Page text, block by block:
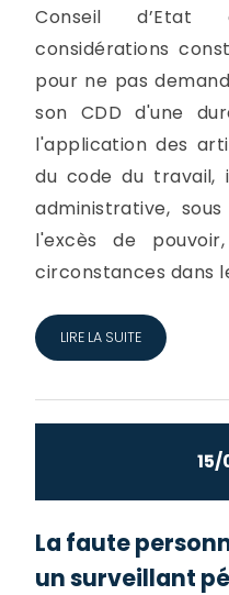
Conseil d’Etat
considérations
pour ne pas
son CDD d'une
l'application des
du code du travail,
administrative,
l'excès de
circonstances dans
LIRE LA SUITE
15/
La faute
un surveillant